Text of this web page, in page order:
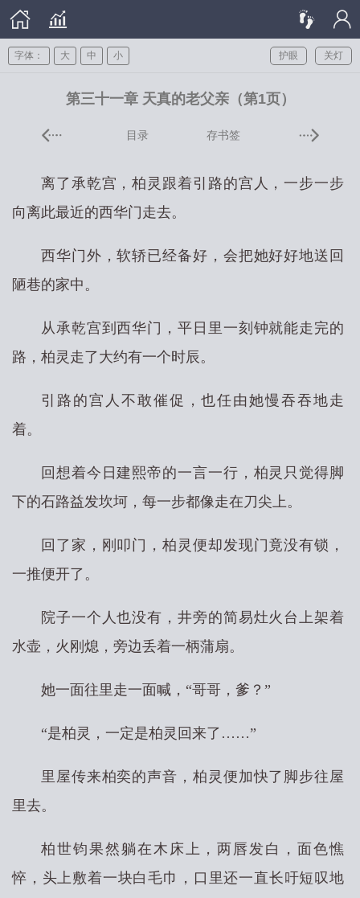
关灯
护眼
字体： 大 中 小
第三十一章 天真的老父亲（第1页）
目录 存书签
离了承乾宫，柏灵跟着引路的宫人，一步一步
向离此最近的西华门走去。
西华门外，软轿已经备好，会把她好好地送回
陋巷的家中。
从承乾宫到西华门，平日里一刻钟就能走完的
路，柏灵走了大约有一个时辰。
引路的宫人不敢催促，也任由她慢吞吞地走
着。
回想着今日建熙帝的一言一行，柏灵只觉得脚
下的石路益发坎坷，每一步都像走在刀尖上。
回了家，刚叩门，柏灵便却发现门竟没有锁，
一推便开了。
院子一个人也没有，井旁的简易灶火台上架着
水壶，火刚熄，旁边丢着一柄蒲扇。
她一面往里走一面喊，“哥哥，爹？”
“是柏灵，一定是柏灵回来了……”
里屋传来柏奕的声音，柏灵便加快了脚步往屋
里去。
柏世钧果然躺在木床上，两唇发白，面色憔
悴，头上敷着一块白毛巾，口里还一直长吁短叹地